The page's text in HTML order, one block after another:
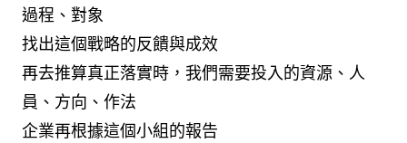
過程、對象
找出這個戰略的反饋與成效
再去推算真正落實時，我們需要投入的資源、人
員、方向、作法
企業再根據這個小組的報告